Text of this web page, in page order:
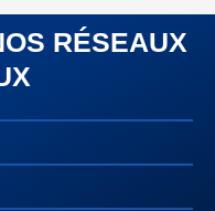
RÉSEAUX